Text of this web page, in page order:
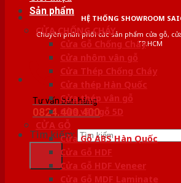
HỆ THỐNG SHOWROOM
Chuyên phân phối các sản phẩm cửa gỗ,
TP.HCM
Tư vấn bán hàng
0824.400.400
Tìm kiếm:
Sản phẩm
CỬA CHỐNG CHÁY
Cửa Gỗ Chống Cháy
Cửa nhôm vân gỗ
Cửa Thép Chống Cháy
Cửa thép Hàn Quốc
Cửa thép vân gỗ
Cửa vân gỗ 5D
CỬA GỖ
Cửa Gỗ ABS Hàn Quốc
Cửa Gỗ HDF
Cửa Gỗ HDF Veneer
Cửa Gỗ MDF Laminate